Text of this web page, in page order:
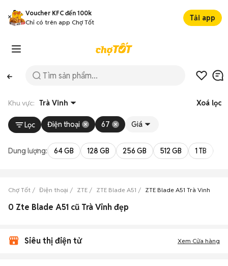
Voucher KFC đến 100k
Chỉ có trên app Chợ Tốt
Tải app
Khu vực: Trà Vinh Xoá lọc
Lọc Điện thoại 67 Giá
Dung lượng: 64 GB 128 GB 256 GB 512 GB 1 TB
Chợ Tốt Điện thoại ZTE ZTE Blade A51 ZTE Blade A51 Trà Vinh
0 Zte Blade A51 cũ Trà Vinh đẹp
Siêu thị điện tử Xem Cửa hàng